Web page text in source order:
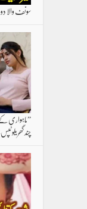
سونف والا
”ماہواری
چند گھریلو